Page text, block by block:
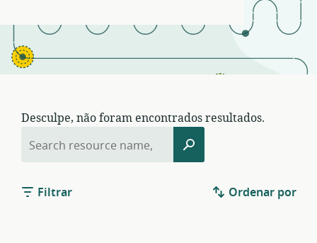
Desculpe, não foram encontrados resultados.
por:
Pesquisar
Filtrar Ordenar por